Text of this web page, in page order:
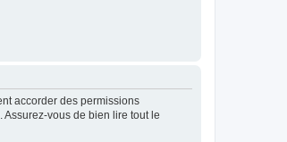
accorder des permissions
vous de bien lire tout le